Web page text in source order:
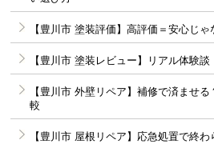
【豊川市 塗装評価】高評価＝安心じ
【豊川市 塗装レビュー】リアル体験
【豊川市 外壁リペア】補修で済ませ
較
【豊川市 屋根リペア】応急処置で終